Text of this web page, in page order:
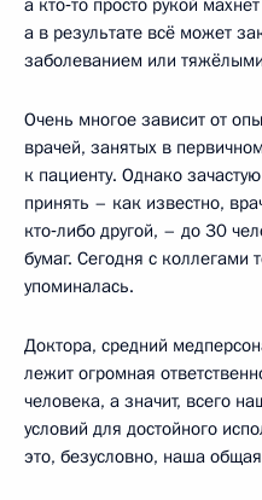
а в результате всё может
заболеванием или
Очень многое зависит от
врачей, занятых в
к пациенту. Однако
принять – как известно,
кто‑либо другой, – до 30
бумаг. Сегодня с коллегами
упоминалась.
Доктора, средний
лежит огромная
человека, а значит, всего
условий для достойного
это, безусловно, наша